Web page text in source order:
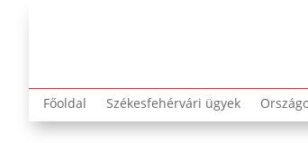
Főoldal Székesfehérvári ügyek